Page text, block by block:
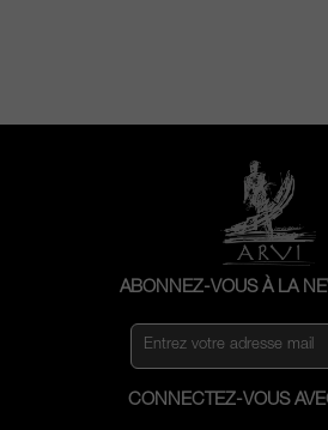
ABONNEZ-VOUS À LA
CONNECTEZ-VOUS